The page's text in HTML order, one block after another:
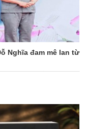
Nghĩa đam mê lan từ